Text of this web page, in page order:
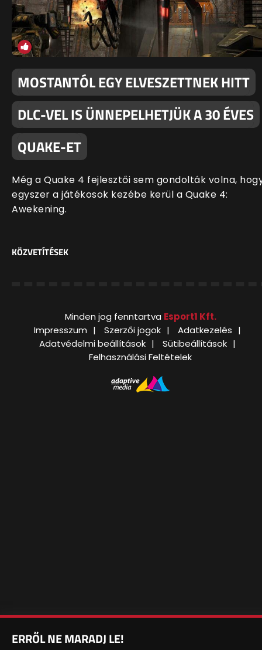
MOSTANTÓL EGY ELVESZETTNEK HITT
DLC-VEL IS ÜNNEPELHETJÜK A 30 ÉVES
QUAKE-ET
Még a Quake 4 fejlesztői sem gondolták volna,
egyszer a játékosok kezébe kerül a Quake 4:
Awekening.
KÖZVETÍTÉSEK
Minden jog fenntartva Esport1 Kft.
Impresszum
Szerzői jogok
Adatkezelés
Adatvédelmi beállítások
Sütibeállítások
Felhasználási Feltételek
ERRŐL NE MARADJ LE!